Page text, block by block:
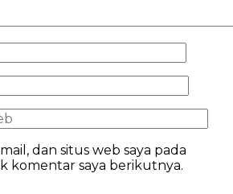
dan situs web saya pada
komentar saya berikutnya.